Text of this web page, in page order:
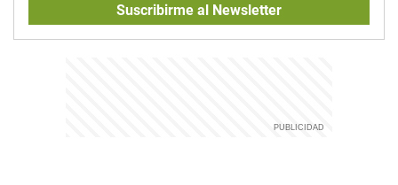
Suscribirme al Newsletter